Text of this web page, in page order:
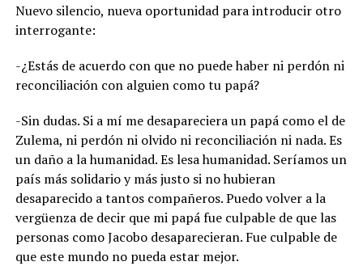
Nuevo silencio, nueva oportunidad para introducir otro
interrogante:
-¿Estás de acuerdo con que no puede haber ni perdón ni
reconciliación con alguien como tu papá?
-Sin dudas. Si a mí me desapareciera un papá como el de
Zulema, ni perdón ni olvido ni reconciliación ni nada. Es
un daño a la humanidad. Es lesa humanidad. Seríamos un
país más solidario y más justo si no hubieran
desaparecido a tantos compañeros. Puedo volver a la
vergüenza de decir que mi papá fue culpable de que las
personas como Jacobo desaparecieran. Fue culpable de
que este mundo no pueda estar mejor.